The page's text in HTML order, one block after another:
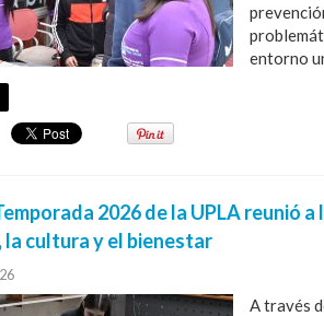
entorno
2026 de la UPLA reunió
la cultura y el bienestar
A través